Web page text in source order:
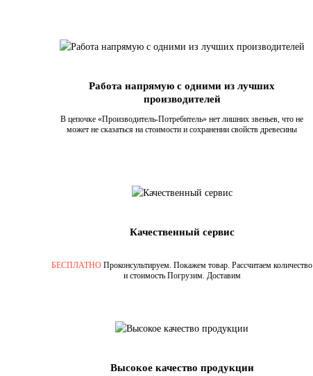
Работа напрямую с одними из лучших
производителей
В цепочке «Производитель-Потребитель» нет лишних звеньев, что не
может не сказаться на стоимости и сохранении свойств древесины
Качественный сервис
БЕСПЛАТНО Проконсультируем. Покажем товар. Рассчитаем количество
и стоимость Погрузим. Доставим
Высокое качество продукции